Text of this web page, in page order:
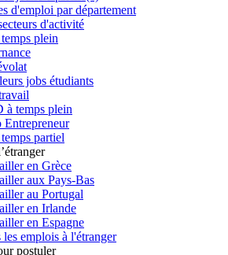
d'emploi par département
d'activité
plein
jobs étudiants
à temps plein
Entrepreneur
partiel
en Grèce
aux Pays-Bas
au Portugal
en Irlande
en Espagne
les emplois à l'étranger
postuler